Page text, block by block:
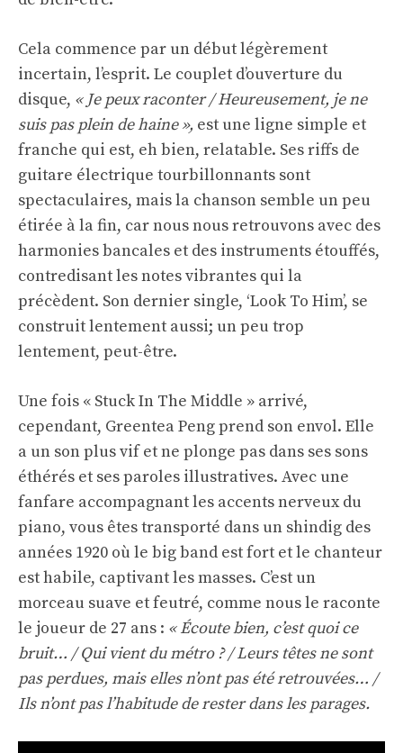
Cela commence par un début légèrement
incertain, l’esprit. Le couplet d’ouverture du
disque, « Je peux raconter / Heureusement, je ne
suis pas plein de haine », est une ligne simple et
franche qui est, eh bien, relatable. Ses riffs de
guitare électrique tourbillonnants sont
spectaculaires, mais la chanson semble un peu
étirée à la fin, car nous nous retrouvons avec des
harmonies bancales et des instruments étouffés,
contredisant les notes vibrantes qui la
précèdent. Son dernier single, ‘Look To Him’, se
construit lentement aussi; un peu trop
lentement, peut-être.
Une fois « Stuck In The Middle » arrivé,
cependant, Greentea Peng prend son envol. Elle
a un son plus vif et ne plonge pas dans ses sons
éthérés et ses paroles illustratives. Avec une
fanfare accompagnant les accents nerveux du
piano, vous êtes transporté dans un shindig des
années 1920 où le big band est fort et le chanteur
est habile, captivant les masses. C’est un
morceau suave et feutré, comme nous le raconte
le joueur de 27 ans : « Écoute bien, c’est quoi ce
bruit… / Qui vient du métro ? / Leurs têtes ne sont
pas perdues, mais elles n’ont pas été retrouvées… /
Ils n’ont pas l’habitude de rester dans les parages.